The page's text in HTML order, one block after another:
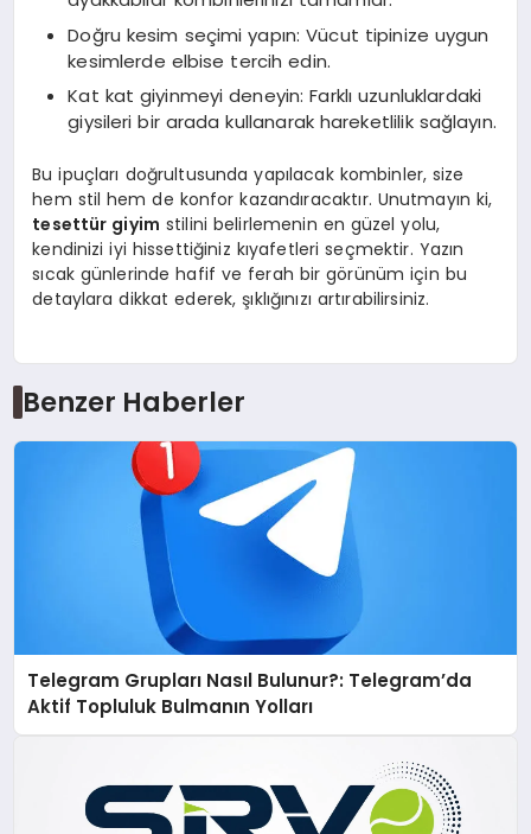
Doğru kesim seçimi yapın: Vücut tipinize uygun
kesimlerde elbise tercih edin.
Kat kat giyinmeyi deneyin: Farklı uzunluklardaki
giysileri bir arada kullanarak hareketlilik sağlayın.
Bu ipuçları doğrultusunda yapılacak kombinler, size
hem stil hem de konfor kazandıracaktır. Unutmayın ki,
tesettür giyim stilini belirlemenin en güzel yolu,
kendinizi iyi hissettiğiniz kıyafetleri seçmektir. Yazın
sıcak günlerinde hafif ve ferah bir görünüm için bu
detaylara dikkat ederek, şıklığınızı artırabilirsiniz.
Benzer Haberler
Telegram Grupları Nasıl Bulunur?: Telegram’da
Aktif Topluluk Bulmanın Yolları